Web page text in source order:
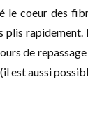
le coeur des
plis rapidement.
de
est aussi